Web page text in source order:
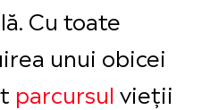
Cu toate
unui obicei
parcursul vieții